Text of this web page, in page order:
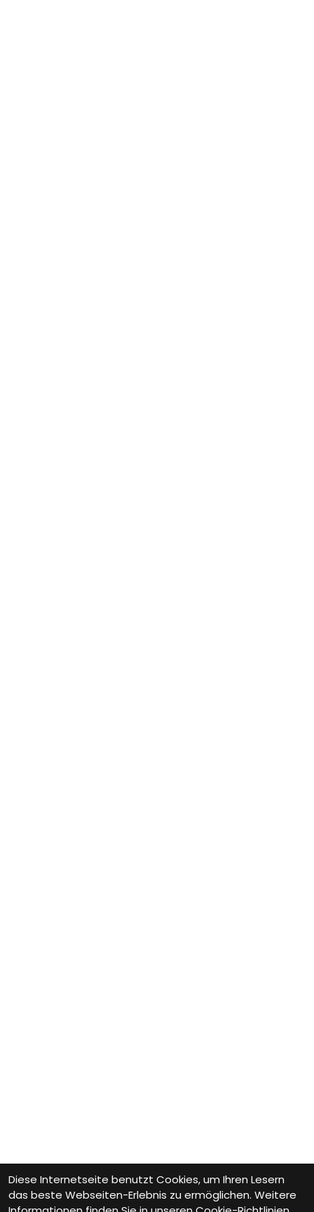
Diese Internetseite benutzt Cookies, um Ihren Lesern
das beste Webseiten-Erlebnis zu ermöglichen. Weitere